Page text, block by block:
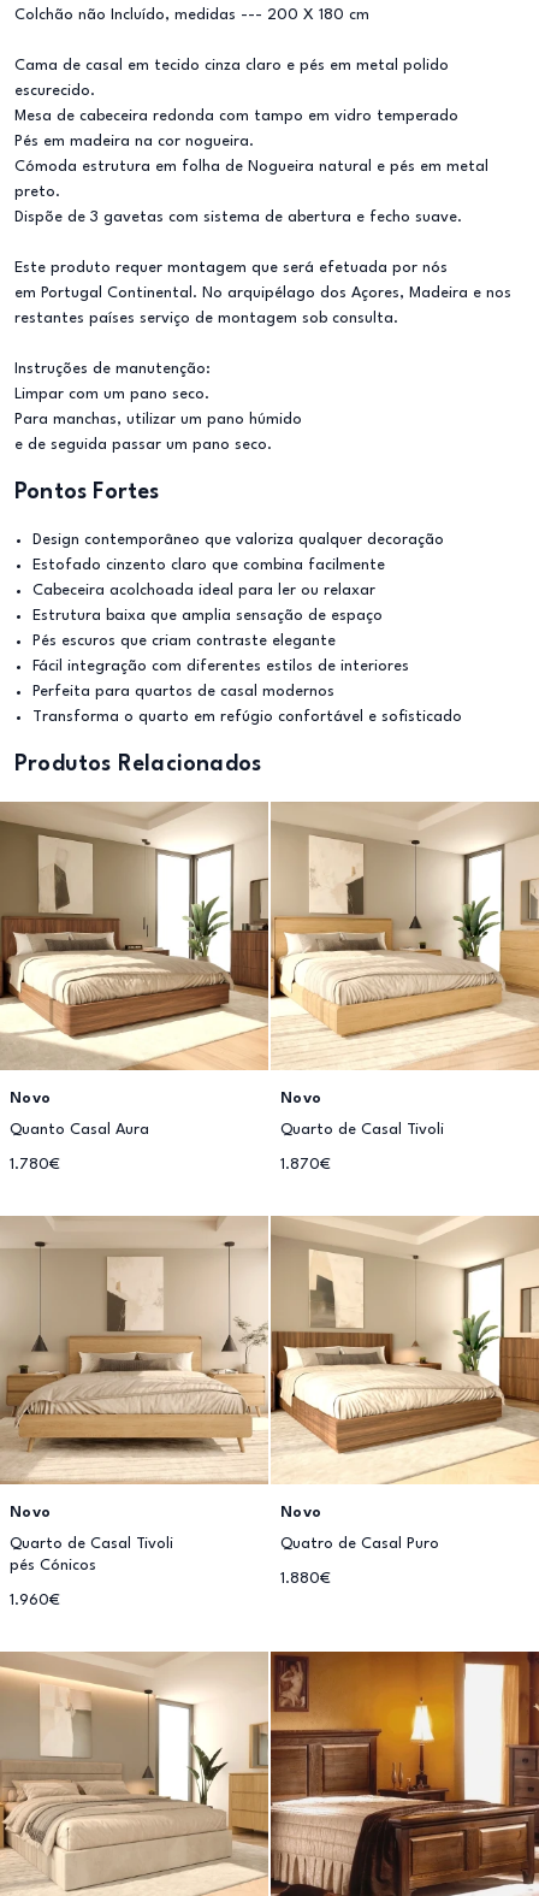
Colchão não Incluído, medidas --- 200 X 180 cm
Cama de casal em tecido cinza claro e pés em metal polido
escurecido.
Mesa de cabeceira redonda com tampo em vidro temperado
Pés em madeira na cor nogueira.
Cómoda estrutura em folha de Nogueira natural e pés em metal
preto.
Dispõe de 3 gavetas com sistema de abertura e fecho suave.
Este produto requer montagem que será efetuada por nós
em Portugal Continental. No arquipélago dos Açores, Madeira e nos
restantes países serviço de montagem sob consulta.
Instruções de manutenção:
Limpar com um pano seco.
Para manchas, utilizar um pano húmido
e de seguida passar um pano seco.
Pontos Fortes
Design contemporâneo que valoriza qualquer decoração
Estofado cinzento claro que combina facilmente
Cabeceira acolchoada ideal para ler ou relaxar
Estrutura baixa que amplia sensação de espaço
Pés escuros que criam contraste elegante
Fácil integração com diferentes estilos de interiores
Perfeita para quartos de casal modernos
Transforma o quarto em refúgio confortável e sofisticado
Produtos Relacionados
Novo
Quanto Casal Aura
1.780€
Novo
Quarto de Casal Tivoli
1.870€
Novo
Quarto de Casal Tivoli
pés Cónicos
1.960€
Novo
Quatro de Casal Puro
1.880€